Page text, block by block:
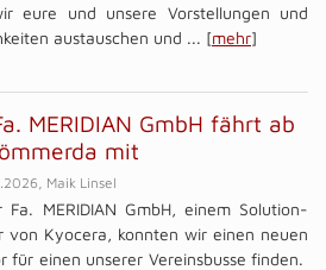
eure und unsere Vorstellungen und
austauschen und ... [mehr]
MERIDIAN GmbH fährt ab
mit
Maik Linsel
Fa. MERIDIAN GmbH, einem Solution-
von Kyocera, konnten wir einen neuen
für einen unserer Vereinsbusse finden.